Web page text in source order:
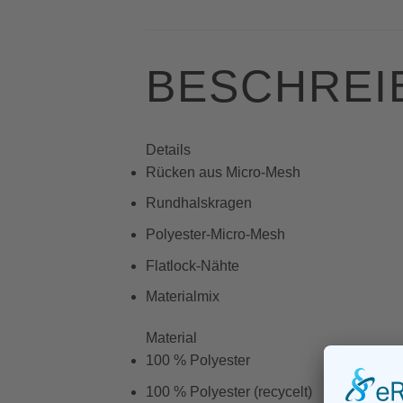
Details
Rücken aus Micro-Mesh
Rundhalskragen
Polyester-Micro-Mesh
Flatlock-Nähte
Materialmix
Material
100 % Polyester
100 % Polyester (recycelt)